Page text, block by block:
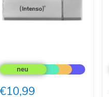
Stick
€10,99